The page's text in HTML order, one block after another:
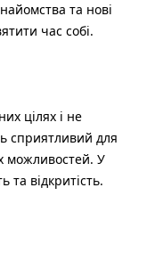
та нові
час собі.
цілях і не
сприятливий для
можливостей. У
та відкритість.